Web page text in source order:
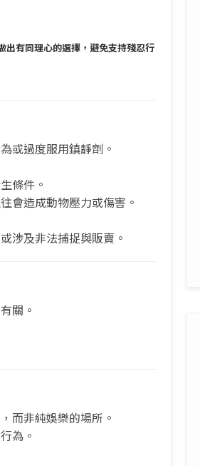
出有同理心的選擇，避免支持殘忍行
或過度服用鎮靜劑。
條件。
會造成動物壓力或傷害。
涉及非法捕捉與販賣。
關。
而非純娛樂的場所。
為。